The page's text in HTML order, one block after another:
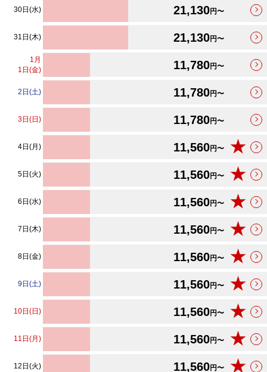
30日(水) 21,130円〜
31日(木) 21,130円〜
1 月
1日(金)
11,780円〜
2日(土) 11,780円〜
3日(日) 11,780円〜
4日(月) 11,560円〜 ★
5日(火) 11,560円〜 ★
6日(水) 11,560円〜 ★
7日(木) 11,560円〜 ★
8日(金) 11,560円〜 ★
9日(土) 11,560円〜 ★
10日(日) 11,560円〜 ★
11日(月) 11,560円〜 ★
12日(火) 11,560円〜 ★